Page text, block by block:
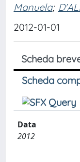
Manuela;
2012-01-01
Scheda
Scheda
Data
2012